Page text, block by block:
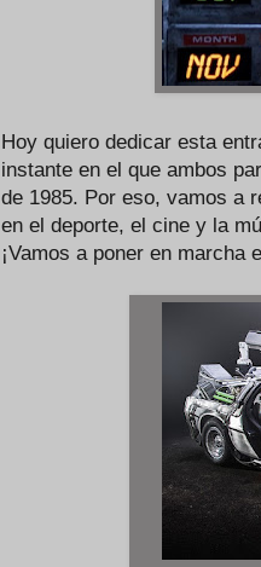
Hoy quiero dedicar esta
instante en el que ambos
de 1985. Por eso, vamos a
en el deporte, el cine y la
¡Vamos a poner en marcha